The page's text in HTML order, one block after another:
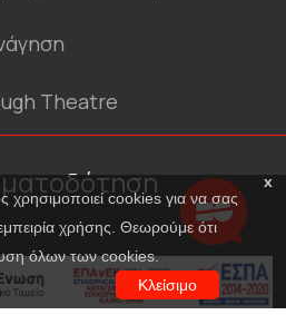
x
χρησιμοποιεί cookies για να σας
χρήσης. Θεωρούμε ότι
όλων των cookies.
Κλείσιμο
Theatre